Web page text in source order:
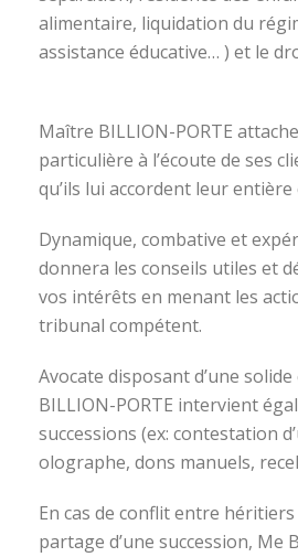
alimentaire, liquidation du
assistance éducative… ) et le
Maître BILLION-PORTE
particulière à l’écoute de ses
qu’ils lui accordent leur entière
Dynamique, combative et
donnera les conseils utiles et
vos intérêts en menant les
tribunal compétent.
Avocate disposant d’une
BILLION-PORTE intervient
successions (ex: contestation
olographe, dons manuels,
En cas de conflit entre
partage d’une succession, Me